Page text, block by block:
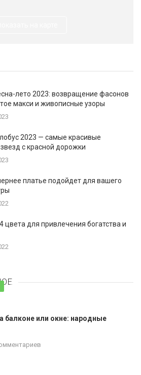
лето 2023: возвращение фасонов
макси и живописные узоры
2023 — самые красивые
с красной дорожки
платье подойдет для вашего
цвета для привлечения богатства и
81 комментарий
балконе или окне: народные